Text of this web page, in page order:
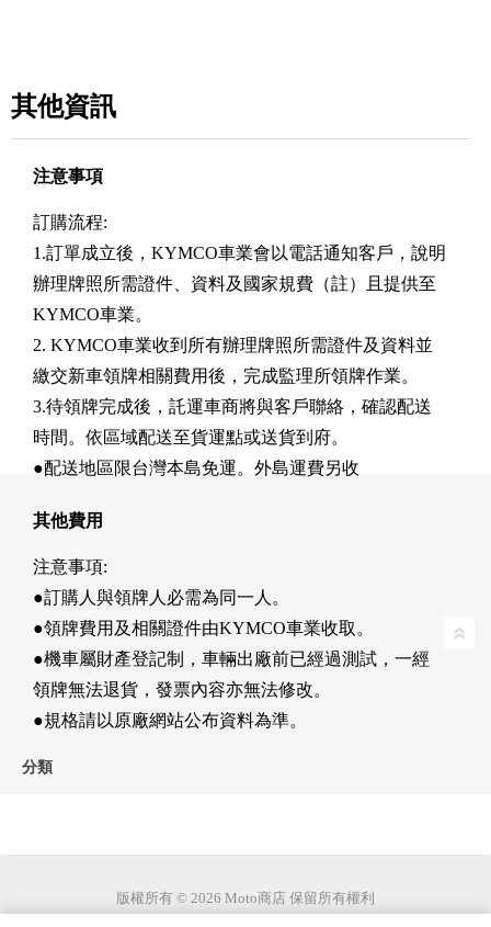
其他資訊
注意事項
訂購流程:
1.訂單成立後，KYMCO車業會以電話通知客戶，說明
辦理牌照所需證件、資料及國家規費（註）且提供至
KYMCO車業。
2. KYMCO車業收到所有辦理牌照所需證件及資料並
繳交新車領牌相關費用後，完成監理所領牌作業。
3.待領牌完成後，託運車商將與客戶聯絡，確認配送
時間。依區域配送至貨運點或送貨到府。
●配送地區限台灣本島免運。外島運費另收
其他費用
注意事項:
●訂購人與領牌人必需為同一人。
●領牌費用及相關證件由KYMCO車業收取。
●機車屬財產登記制，車輛出廠前已經過測試，一經
領牌無法退貨，發票內容亦無法修改。
●規格請以原廠網站公布資料為準。
分類
版權所有 © 2026 Moto商店 保留所有權利